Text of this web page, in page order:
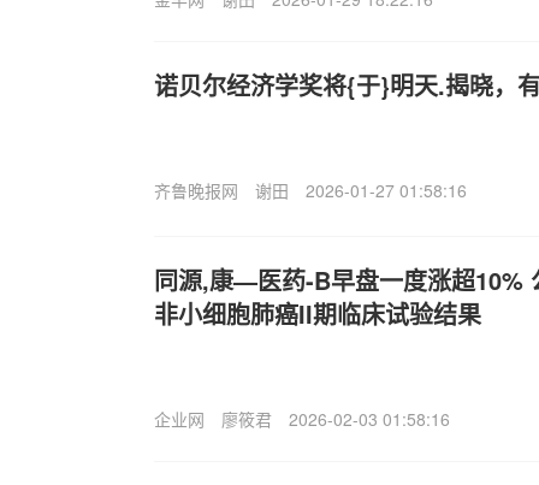
诺贝尔经济学奖将{于}明天.揭晓，
齐鲁晚报网 谢田 2026-01-27 01:58:16
同源,康—医药-B早盘一度涨超10%
非小细胞肺癌II期临床试验结果
企业网 廖筱君 2026-02-03 01:58:16